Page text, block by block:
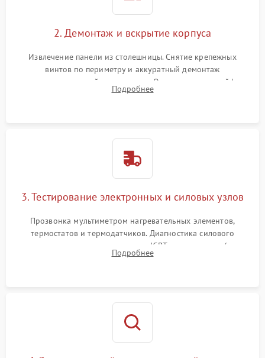
2. Демонтаж и вскрытие корпуса
Извлечение панели из столешницы. Снятие крепежных
винтов по периметру и аккуратный демонтаж
стеклокерамической поверхности. Отсоединение шлейфов
сенсорного блока для доступа к силовым платам, катушкам
Подробнее
3. Тестирование электронных и силовых узлов
Прозвонка мультиметром нагревательных элементов,
термостатов и термодатчиков. Диагностика силового
модуля, реле, диодных мостов и IGBT-транзисторов (для
индукции). Проверка кранов и газ-контроля (для газовых
Подробнее